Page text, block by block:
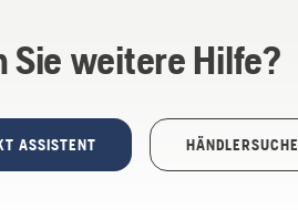
Sie weitere Hilfe?
ASSISTENT HÄNDLERSUCHE